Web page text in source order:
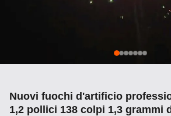
Nuovi fuochi d'artificio
1,2 pollici 138 colpi 1,3 grammi